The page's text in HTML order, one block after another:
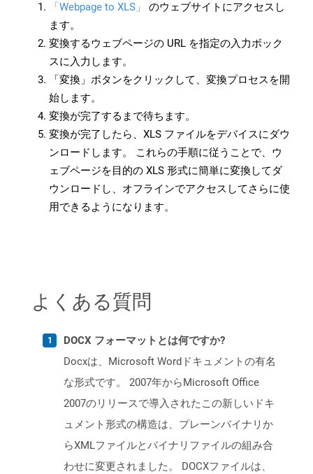
「Webpage to XLS」
のウェブサイトにアクセスし
ます。
変換するウェブページの URL を指定の入力ボック
スに入力します。
「変換」ボタンをクリックして、変換プロセスを開
始します。
変換が完了するまで待ちます。
変換が完了したら、XLS ファイルをデバイスにダウ
ンロードします。 これらの手順に従うことで、ウ
ェブページを目的の XLS 形式に簡単に変換してダ
ウンロードし、オフラインでアクセスしてさらに使
用できるようになります。
よくある質問
DOCX フォーマットとは何ですか?
Docxは、Microsoft Wordドキュメントの有名
な形式です。 2007年からMicrosoft Office
2007のリリースで導入されたこの新しいドキ
ュメント形式の構造は、プレーンバイナリか
らXMLファイルとバイナリファイルの組み合
わせに変更されました。 DOCXファイルは、